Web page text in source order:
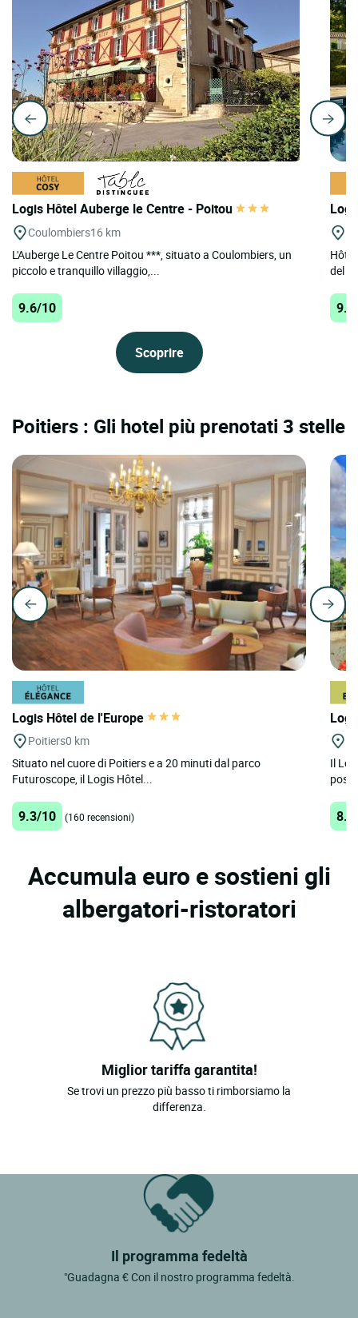
Logis Hôtel Auberge le Centre - Poitou
Coulombiers16 km
L'Auberge Le Centre Poitou ***, situato a Coulombiers, un
piccolo e tranquillo villaggio,...
9.6/10
Scoprire
del
Poitiers : Gli hotel più prenotati 3 stelle
Logis Hôtel de l'Europe
Poitiers0 km
Situato nel cuore di Poitiers e a 20 minuti dal parco
Futuroscope, il Logis Hôtel...
9.3/10 (160 recensioni)
Il
Accumula euro e sostieni gli
albergatori-ristoratori
Miglior tariffa garantita!
Se trovi un prezzo più basso ti rimborsiamo la
differenza.
Il programma fedeltà
"Guadagna € Con il nostro programma fedeltà.